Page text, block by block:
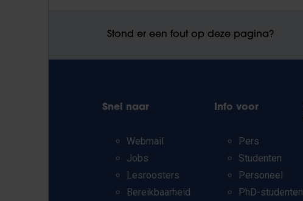
Stond er een fout op deze pagina?
Snel naar
Webmail
Jobs
Lesroosters
Bereikbaarheid
Info voor
Pers
Studenten
Personeel
PhD-studenten